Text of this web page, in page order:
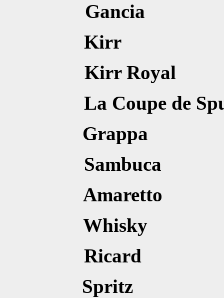
Kirr
Kirr
La Coupe